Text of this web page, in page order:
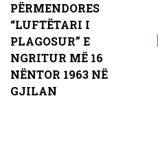
PËRMENDORES
“LUFTËTARI I
PLAGOSUR” E
NGRITUR MË 16
NËNTOR 1963 NË
GJILAN